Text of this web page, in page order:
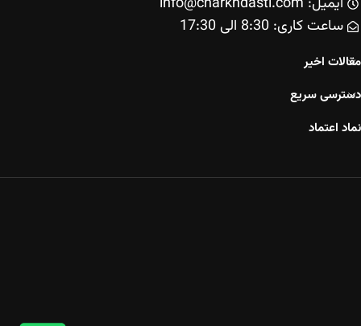
ساعت کاری: 8:30 الی 17:30
مقالات اخیر
دسترسی سریع
نماد اعتماد